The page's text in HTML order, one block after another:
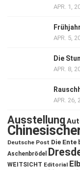
APR. 1,
APR. 5,
Die
APR. 8,
APR. 26,
Ausstellung
Deutsche Post Die Ente
Aschenbrödel
WEITSICHT Editorial